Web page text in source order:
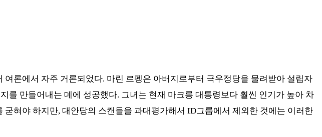
여론에서 자주 거론되었다. 마린 르펭은 아버지로부터 극우정당을 물려받아 설립자
를 만들어내는 데에 성공했다. 그녀는 현재 마크롱 대통령보다 훨씬 인기가 높아 차
굳혀야 하지만, 대안당의 스캔들을 과대평가해서 ID그룹에서 제외한 것에는 이러한